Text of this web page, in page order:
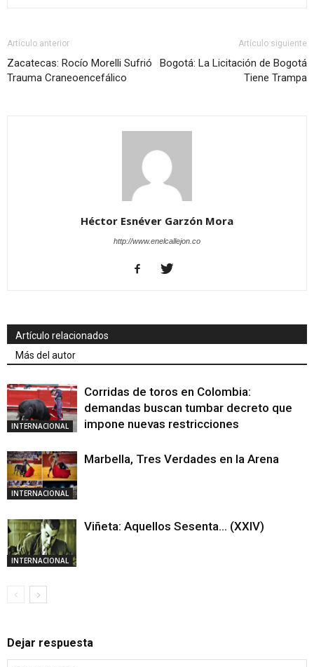
Artículo anterior
Zacatecas: Rocío Morelli Sufrió
Trauma Craneoencefálico
Artículo siguiente
Bogotá: La Licitación de Bogotá
Tiene Trampa
Héctor Esnéver Garzón Mora
http://www.enelcallejon.co
Artículo relacionados
Más del autor
INTERNACIONAL
Corridas de toros en Colombia:
demandas buscan tumbar decreto que
impone nuevas restricciones
INTERNACIONAL
Marbella, Tres Verdades en la Arena
INTERNACIONAL
Viñeta: Aquellos Sesenta… (XXIV)
Dejar respuesta